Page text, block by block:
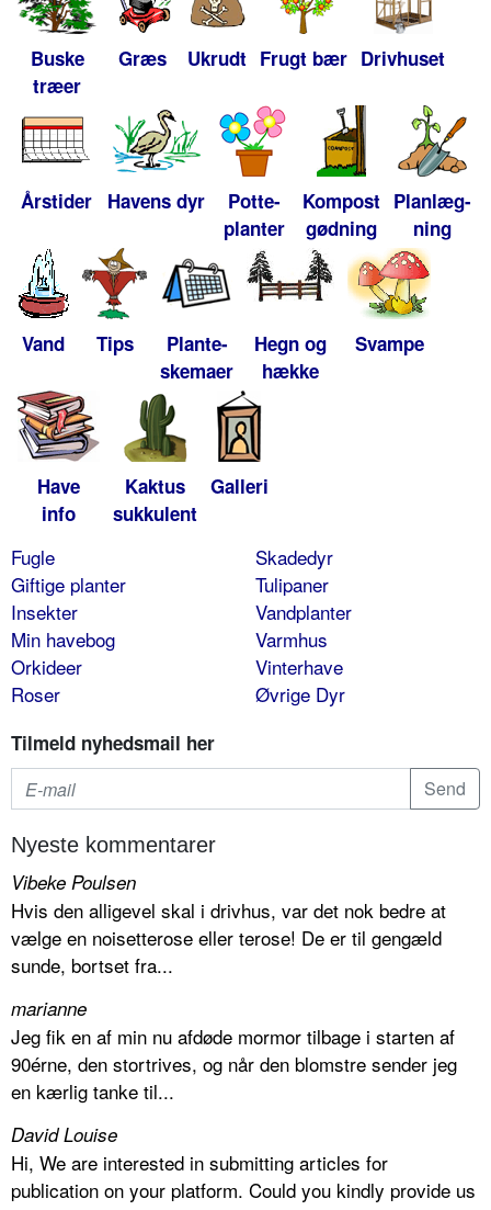
Buske
træer
Græs Ukrudt Frugt bær Drivhuset
Årstider Havens dyr
Potte-
planter
Kompost
gødning
Planlæg-
ning
Vand Tips
Plante-
skemaer
Hegn og
hække
Svampe
Have
info
Kaktus
sukkulent
Galleri
Fugle
Giftige planter
Insekter
Min havebog
Orkideer
Roser
Skadedyr
Tulipaner
Vandplanter
Varmhus
Vinterhave
Øvrige Dyr
Tilmeld nyhedsmail her
Nyeste kommentarer
Vibeke Poulsen
Hvis den alligevel skal i drivhus, var det nok bedre at
vælge en noisetterose eller terose! De er til gengæld
sunde, bortset fra...
marianne
Jeg fik en af min nu afdøde mormor tilbage i starten af
90érne, den stortrives, og når den blomstre sender jeg
en kærlig tanke til...
David Louise
Hi, We are interested in submitting articles for
publication on your platform. Could you kindly provide us